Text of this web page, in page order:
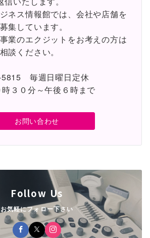
ネス情報館では、会社や店舗を
集しています。
業のエクジットをお考えの方は
談ください。
5815 毎週日曜日定休
３０分～午後６時まで
お問い合わせ
Follow Us
お気軽にフォロー下さい